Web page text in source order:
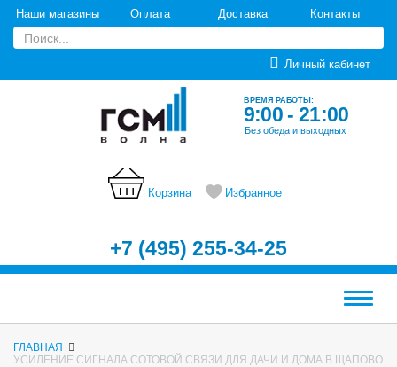
Наши магазины Оплата Доставка Контакты
Личный кабинет
ВРЕМЯ РАБОТЫ:
9:00 - 21:00
Без обеда и выходных
Корзина Избранное
+7 (495) 255-34-25
Меню
ГЛАВНАЯ
УСИЛЕНИЕ СИГНАЛА СОТОВОЙ СВЯЗИ ДЛЯ ДАЧИ И ДОМА В ЩАПОВО